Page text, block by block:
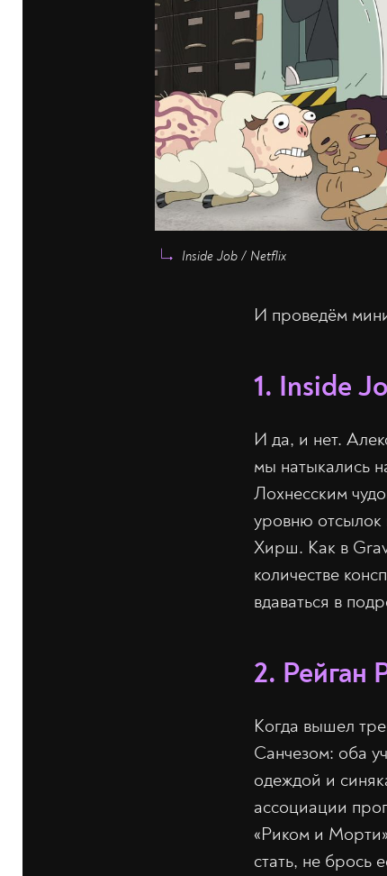
Inside Job / Netflix
И проведём
1. Inside
И да, и нет.
мы натыкались
Лохнесским
уровню отсылок
Хирш. Как в
количестве
вдаваться в
2. Рейган
Когда вышел
Санчезом: оба
одеждой и
ассоциации
«Риком и
стать, не брось